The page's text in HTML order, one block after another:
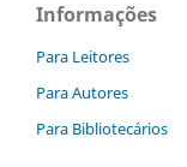
Informações
Para Leitores
Para Autores
Para Bibliotecários